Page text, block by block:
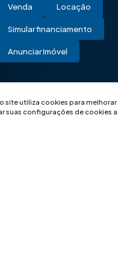
site utiliza cookies para melhorar
suas configurações de cookies
Venda Locação
Simular financiamento
Anunciar Imóvel